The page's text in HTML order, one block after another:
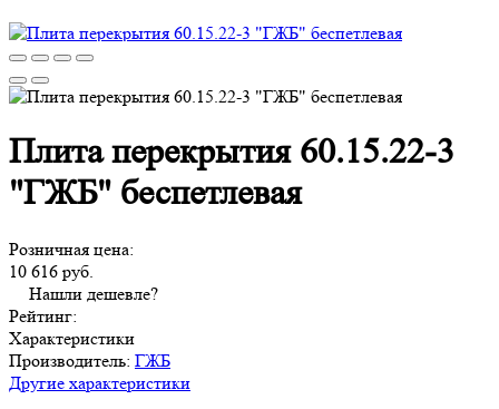
Плита перекрытия 60.15.22-3
"ГЖБ" беспетлевая
Розничная цена:
10 616 руб.
Нашли дешевле?
Рейтинг:
Характеристики
Производитель: ГЖБ
Другие характеристики